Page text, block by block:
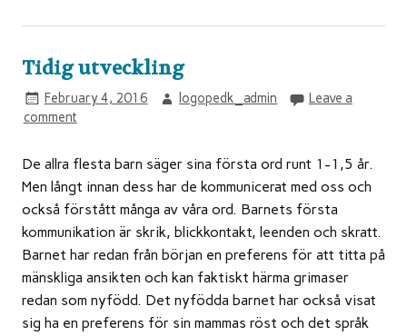
Tidig utveckling
February 4, 2016 logopedk_admin
Leave a
comment
De allra flesta barn säger sina första ord runt 1-1,5 år.
Men långt innan dess har de kommunicerat med oss och
också förstått många av våra ord. Barnets första
kommunikation är skrik, blickkontakt, leenden och skratt.
Barnet har redan från början en preferens för att titta på
mänskliga ansikten och kan faktiskt härma grimaser
redan som nyfödd. Det nyfödda barnet har också visat
sig ha en preferens för sin mammas röst och det språk